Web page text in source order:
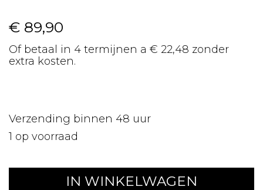
€ 89,90
Of betaal in 4 termijnen a € 22,48 zonder
extra kosten.
Verzending binnen 48 uur
1 op voorraad
IN WINKELWAGEN